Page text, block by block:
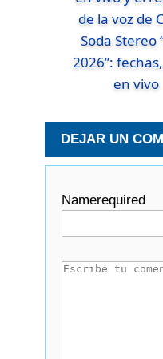
Soda Stereo
2026”:
en vivo
DEJAR UN
Namerequired